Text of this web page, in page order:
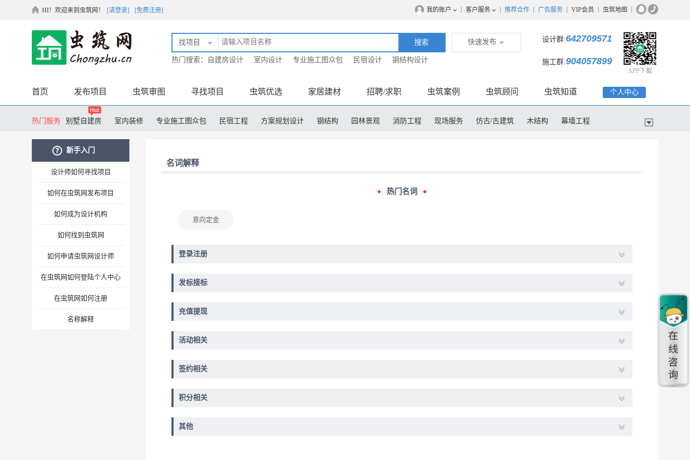
HI！欢迎来到虫筑网！ [请登录] [免费注册] 我的账户 客户服务 推荐合作 广告服务 VIP会员 虫筑地图
找项目 搜索 快速发布
热门搜索： 自建房设计 室内设计 专业施工图众包 民宿设计 钢结构设计
设计群:642709571
施工群:904057899
APP下载
首页 发布项目 虫筑审图 寻找项目 虫筑优选 家居建材 招聘/求职 虫筑案例 虫筑顾问 虫筑知道 个人中心
热门服务 别墅自建房 室内装修 专业施工图众包 民宿工程 方案规划设计 钢结构 园林景观 消防工程 现场服务 仿古/古建筑 木结构
幕墙工程
新手入门
设计师如何寻找项目
如何在虫筑网发布项目
如何成为设计机构
如何找到虫筑网
如何申请虫筑网设计师
在虫筑网如何登陆个人中心
在虫筑网如何注册
名称解释
名词解释
热门名词
意向定金
登录注册
发标接标
充值提现
活动相关
签约相关
积分相关
其他